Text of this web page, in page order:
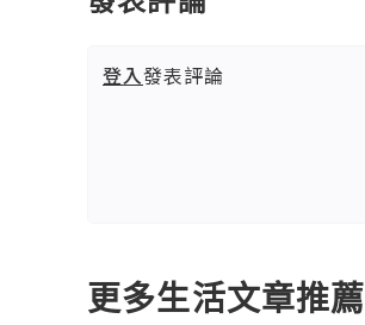
登入發表評論
更多生活文章推薦